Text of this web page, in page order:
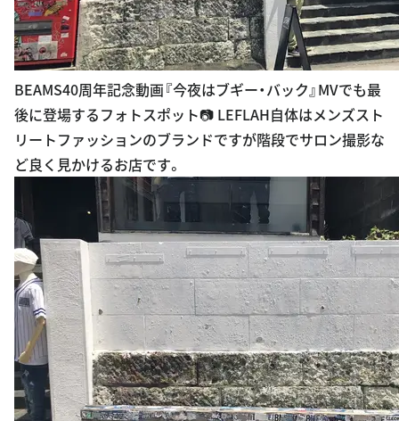
BEAMS40周年記念動画『今夜はブギー・バック』MVでも最
後に登場するフォトスポット📷 LEFLAH自体はメンズスト
リートファッションのブランドですが階段でサロン撮影な
ど良く見かけるお店です。